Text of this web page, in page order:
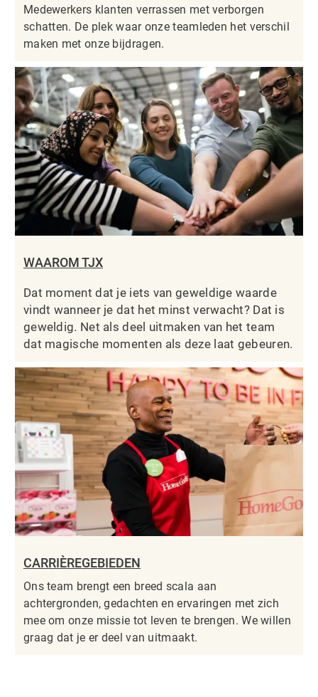
Medewerkers klanten verrassen met verborgen
schatten. De plek waar onze teamleden het verschil
maken met onze bijdragen.
WAAROM TJX
Dat moment dat je iets van geweldige waarde
vindt wanneer je dat het minst verwacht? Dat is
geweldig. Net als deel uitmaken van het team
dat magische momenten als deze laat gebeuren.
CARRIÈREGEBIEDEN
Ons team brengt een breed scala aan
achtergronden, gedachten en ervaringen met zich
mee om onze missie tot leven te brengen. We willen
graag dat je er deel van uitmaakt.